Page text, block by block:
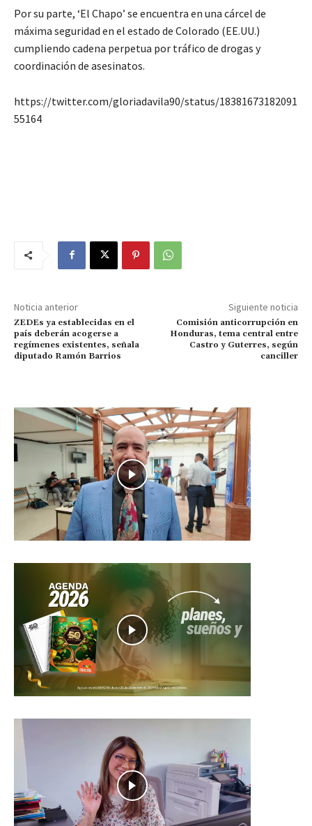
Por su parte, ‘El Chapo’ se encuentra en una cárcel de
máxima seguridad en el estado de Colorado (EE.UU.)
cumpliendo cadena perpetua por tráfico de drogas y
coordinación de asesinatos.
https://twitter.com/gloriadavila90/status/18381673182091
55164
Noticia anterior
ZEDEs ya establecidas en el
país deberán acogerse a
regímenes existentes, señala
diputado Ramón Barrios
Siguiente noticia
Comisión anticorrupción en
Honduras, tema central entre
Castro y Guterres, según
canciller